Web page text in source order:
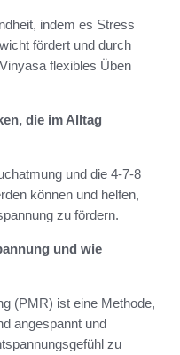
indem es Stress
fördert und durch
flexibles Üben
die im Alltag
und die 4-7-8
können und helfen,
zu fördern.
und wie
(PMR) ist eine Methode,
angespannt und
zu